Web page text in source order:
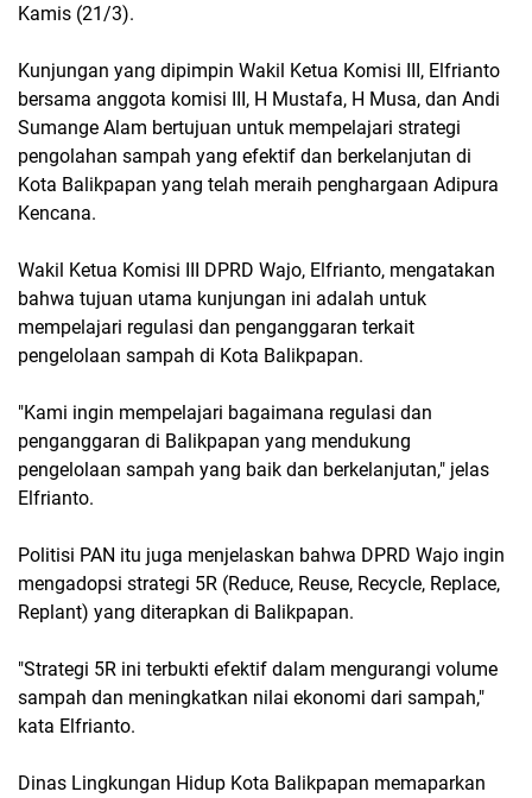
Kamis (21/3).
Kunjungan yang dipimpin Wakil Ketua Komisi III, Elfrianto
bersama anggota komisi III, H Mustafa, H Musa, dan Andi
Sumange Alam bertujuan untuk mempelajari strategi
pengolahan sampah yang efektif dan berkelanjutan di
Kota Balikpapan yang telah meraih penghargaan Adipura
Kencana.
Wakil Ketua Komisi III DPRD Wajo, Elfrianto, mengatakan
bahwa tujuan utama kunjungan ini adalah untuk
mempelajari regulasi dan penganggaran terkait
pengelolaan sampah di Kota Balikpapan.
"Kami ingin mempelajari bagaimana regulasi dan
penganggaran di Balikpapan yang mendukung
pengelolaan sampah yang baik dan berkelanjutan," jelas
Elfrianto.
Politisi PAN itu juga menjelaskan bahwa DPRD Wajo ingin
mengadopsi strategi 5R (Reduce, Reuse, Recycle, Replace,
Replant) yang diterapkan di Balikpapan.
"Strategi 5R ini terbukti efektif dalam mengurangi volume
sampah dan meningkatkan nilai ekonomi dari sampah,"
kata Elfrianto.
Dinas Lingkungan Hidup Kota Balikpapan memaparkan